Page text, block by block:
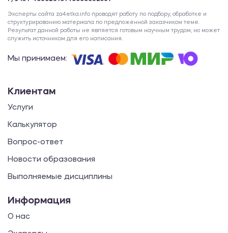
Эксперты сайта za4etka.info проводят работу по подбору, обработке и
структурированию материала по предложенной заказчиком теме.
Результат данной работы не является готовым научным трудом, но может
служить источником для его написания.
Мы принимаем:
Клиентам
Услуги
Калькулятор
Вопрос-ответ
Новости образования
Выполняемые дисциплины
Информация
О нас